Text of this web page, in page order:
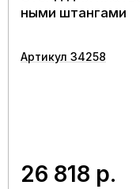
ными штангами
Артикул 34258
26 818 р.